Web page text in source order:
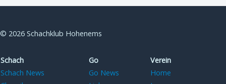
© 2026 Schachklub Hohenems
Schach Go
Verein
Schach News
Go News
Home